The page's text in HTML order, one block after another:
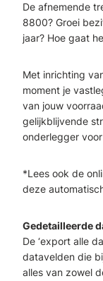
De afnemende
8800? Groei
jaar? Hoe gaat
Met inrichting
moment je
van jouw
gelijkblijvende
onderlegger
*Lees ook de
deze
Gedetailleerde
De ‘export alle
datavelden die
alles van zowel